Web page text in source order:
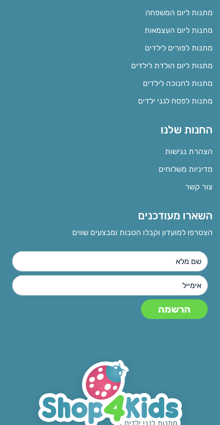
מתנות ליום המשפחה
מתנות ליום העצמאות
מתנות לפורים לילדים
מתנות ליום הולדת לילדים
מתנות לחנוכה לילדים
מתנות לפסח לגני ילדים
החנות שלנו
הצהרת נגישות
מדיניות משלוחים
צור קשר
השארו מעודכנים
הצטרפו למועדון וקבלו הטבות ומבצעים שווים